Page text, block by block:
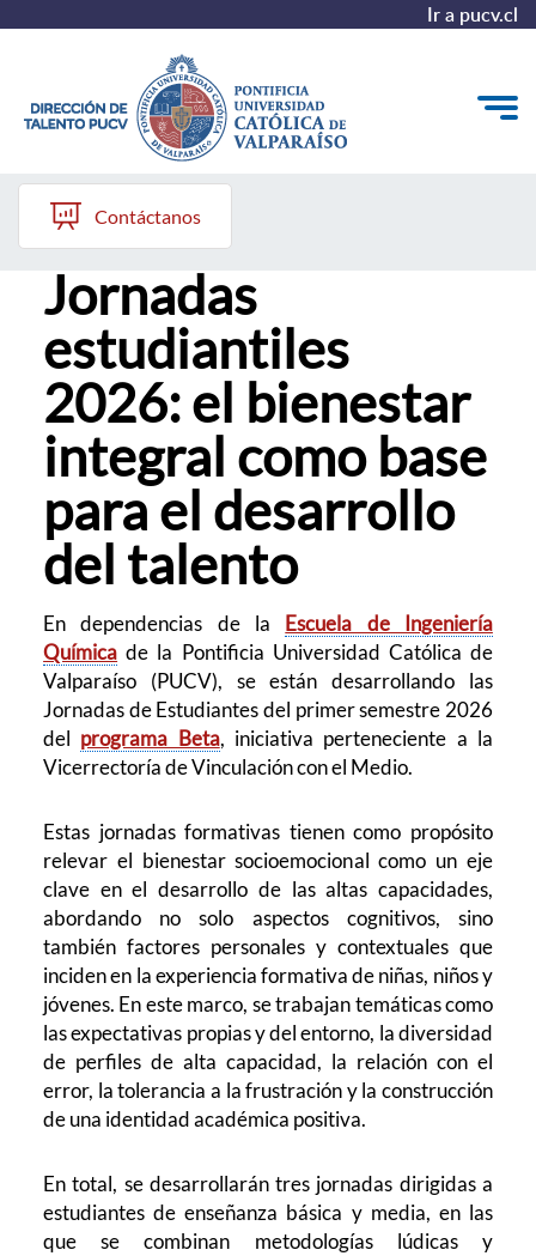
Ir a pucv.cl
Quiénes somos
Nuestros Programas
Investigación
Recursos
Contáctanos
Beta PUCV inicia
Jornadas
estudiantiles
2026: el bienestar
integral como base
para el desarrollo
del talento
En dependencias de la Escuela de Ingeniería
Química de la Pontificia Universidad Católica de
Valparaíso (PUCV), se están desarrollando las
Jornadas de Estudiantes del primer semestre 2026
del programa Beta, iniciativa perteneciente a la
Vicerrectoría de Vinculación con el Medio.
Estas jornadas formativas tienen como propósito
relevar el bienestar socioemocional como un eje
clave en el desarrollo de las altas capacidades,
abordando no solo aspectos cognitivos, sino
también factores personales y contextuales que
inciden en la experiencia formativa de niñas, niños y
jóvenes. En este marco, se trabajan temáticas como
las expectativas propias y del entorno, la diversidad
de perfiles de alta capacidad, la relación con el
error, la tolerancia a la frustración y la construcción
de una identidad académica positiva.
En total, se desarrollarán tres jornadas dirigidas a
estudiantes de enseñanza básica y media, en las
que se combinan metodologías lúdicas y